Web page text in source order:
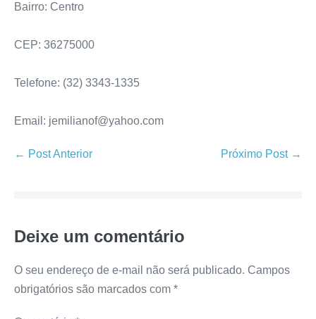
Bairro: Centro
CEP: 36275000
Telefone: (32) 3343-1335
Email: jemilianof@yahoo.com
← Post Anterior Próximo Post →
Deixe um comentário
O seu endereço de e-mail não será publicado. Campos
obrigatórios são marcados com *